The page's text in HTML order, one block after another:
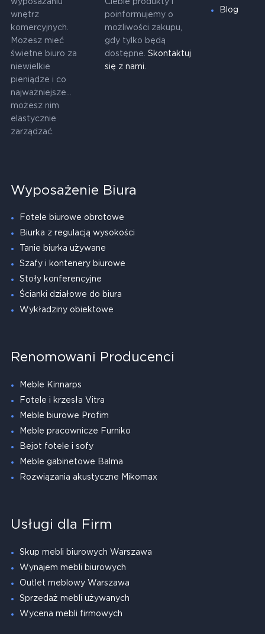
wyposażaniu
wnętrz
komercyjnych.
Możesz mieć
świetne biuro za
niewielkie
pieniądze i co
najważniejsze...
możesz nim
elastycznie
zarządzać.
Ciebie produkty i
poinformujemy o
możliwości zakupu,
gdy tylko będą
dostępne. Skontaktuj
się z nami.
Blog
Wyposażenie Biura
Fotele biurowe obrotowe
Biurka z regulacją wysokości
Tanie biurka używane
Szafy i kontenery biurowe
Stoły konferencyjne
Ścianki działowe do biura
Wykładziny obiektowe
Renomowani Producenci
Meble Kinnarps
Fotele i krzesła Vitra
Meble biurowe Profim
Meble pracownicze Furniko
Bejot fotele i sofy
Meble gabinetowe Balma
Rozwiązania akustyczne Mikomax
Usługi dla Firm
Skup mebli biurowych Warszawa
Wynajem mebli biurowych
Outlet meblowy Warszawa
Sprzedaż mebli używanych
Wycena mebli firmowych